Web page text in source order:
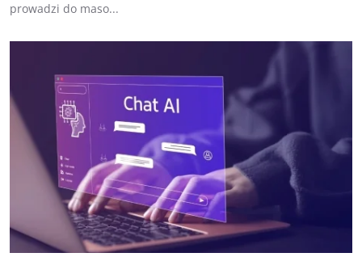
prowadzi do maso...